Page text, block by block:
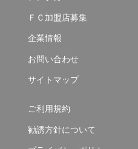
ＦＣ加盟店募集
企業情報
お問い合わせ
サイトマップ
ご利用規約
勧誘方針について